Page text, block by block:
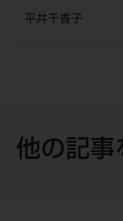
平井千香子
他の記事